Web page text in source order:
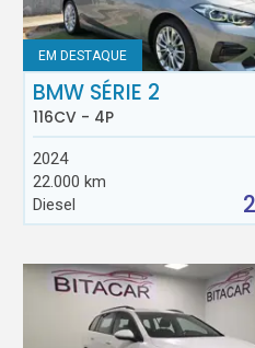
EM DESTAQUE
BMW SÉRIE 2
116CV - 4P
2024
22.000 km
Diesel